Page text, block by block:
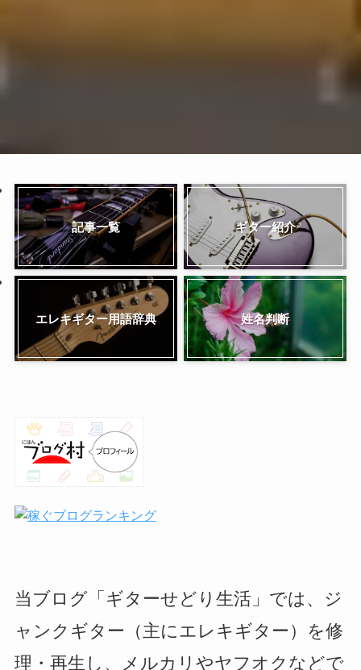
記事一覧 ギター紹介
エレキギター用語辞典 姓名判断
当ブログ「ギターせどり生活」では、ジ
ャンクギター（主にエレキギター）を修
理・再生し、メルカリやヤフオクなどで